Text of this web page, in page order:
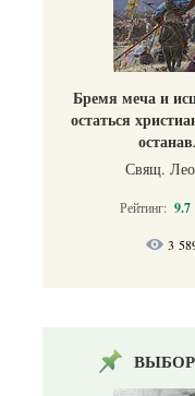
Бремя меча и
остаться
Свящ.
Рейтинг: 9.7
3